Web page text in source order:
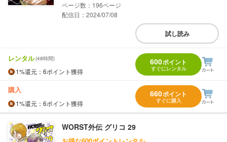
196
配信日：2024/07/08
試し読み
レンタル(48時間)
1%還元 ：6ポイント獲得
600ポイント
すぐにレンタル
購入
1%還元 ：6ポイント獲得
660ポイント
すぐに購入
WORST外伝 グリコ 29